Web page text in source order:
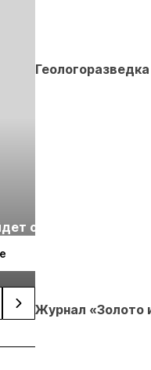
с
г.
Журнал «Золото